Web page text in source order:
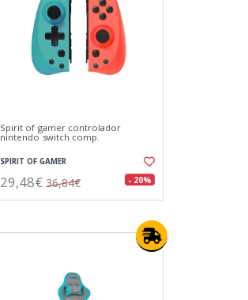
Spirit of gamer controlador
nintendo switch comp.
SPIRIT OF GAMER
29,48€ 36,84€ - 20%